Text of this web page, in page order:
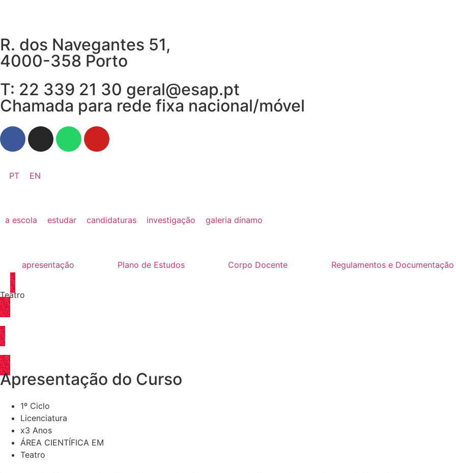
R. dos Navegantes 51,
4000-358 Porto
T: 22 339 21 30 geral@esap.pt
Chamada para rede fixa nacional/móvel
PT EN
a escola estudar candidaturas investigação galeria dínamo
apresentação Plano de Estudos Corpo Docente Regulamentos e Documentação
Teatro
Apresentação do Curso
1º Ciclo
Licenciatura
x3 Anos
ÁREA CIENTÍFICA EM
Teatro